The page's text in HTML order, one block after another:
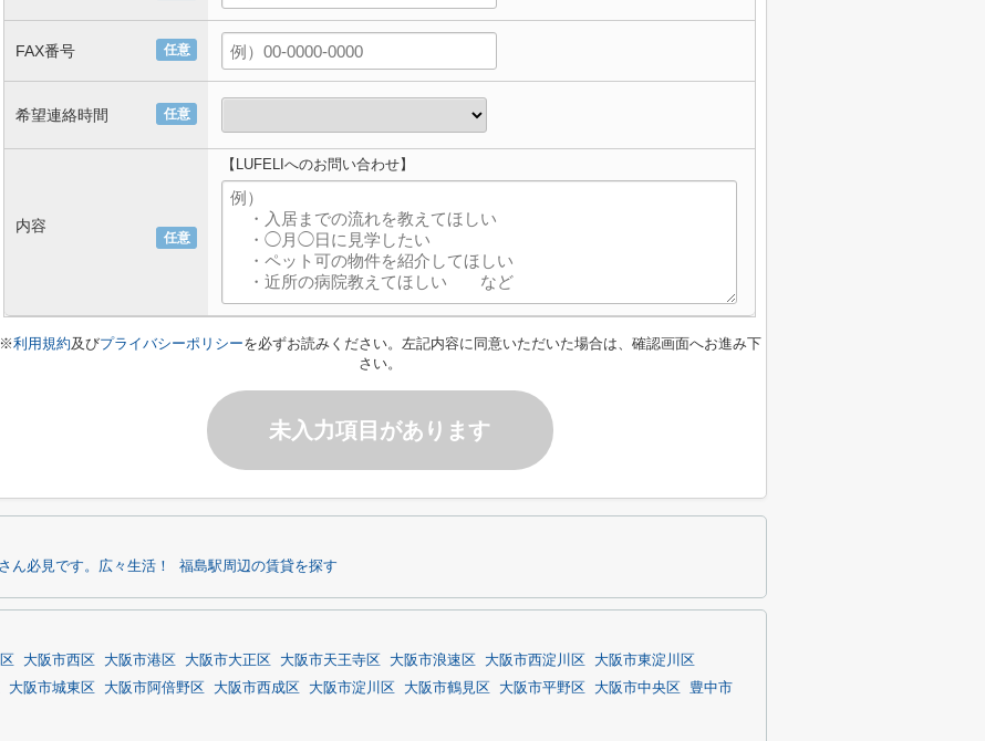
任意
FAX番号
任意
希望連絡時間
任意
内容
【LUFELIへのお問い合わせ】
※利用規約及びプライバシーポリシーを必ずお読みください。左記内容に同意いただいた場合は、確認画面へお進み下
さい。
未入力項目があります
ん必見です。広々生活！ 福島駅周辺の賃貸を探す
大阪市西区 大阪市港区 大阪市大正区 大阪市天王寺区 大阪市浪速区 大阪市西淀川区
大阪市東淀川区
大阪市城東区 大阪市阿倍野区 大阪市西成区 大阪市淀川区 大阪市鶴見区 大阪市平野区 大阪市中央区
豊中市